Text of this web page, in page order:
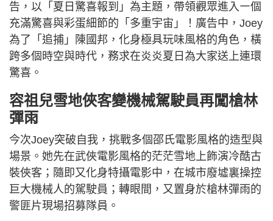
告，以「夏日驚喜報到」為主題，帶領觀眾進入㇐個
充滿驚喜與彩蛋細節的「多重宇宙」！廣告中，Joey
為了「追捕」陳國邦，化身極具玩味風格的角色，橫
跨多個時空與時代，務求在炎炎夏日為大家送上連環
驚喜。
容祖兒雪地俠客變機械駕駛員再闖槍林
彈雨
今次Joey突破自我，挑戰多個邵氏電影風格的造型與
場景。她先在武俠電影風格的茫茫雪地上飾演冷酷古
裝俠客；隨即又化身特攝電影中，在城市廢墟裏操控
巨大機械人的駕駛員；轉眼間，又置身於槍林彈雨的
警匪片現場招募隊員。